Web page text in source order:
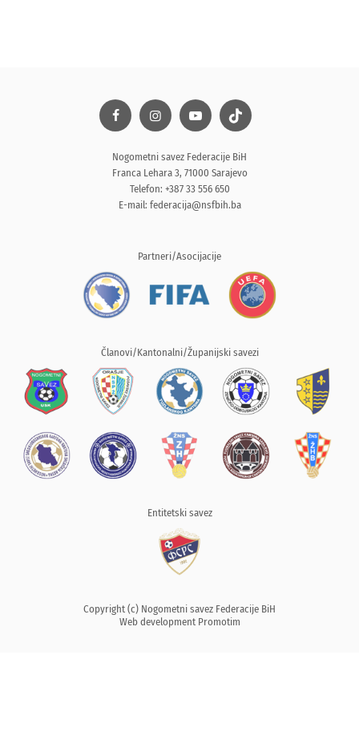
Nogometni savez Federacije BiH
Franca Lehara 3, 71000 Sarajevo
Telefon: +387 33 556 650
E-mail: federacija@nsfbih.ba
Partneri/Asocijacije
Članovi/Kantonalni/Županijski savezi
Entitetski savez
Copyright (c) Nogometni savez Federacije BiH
Web development Promotim